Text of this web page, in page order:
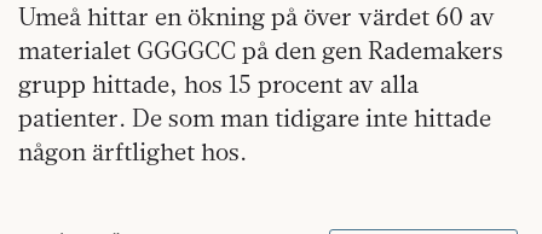
Umeå hittar en ökning på över värdet 60 av
materialet GGGGCC på den gen Rademakers
grupp hittade, hos 15 procent av alla
patienter. De som man tidigare inte hittade
någon ärftlighet hos.